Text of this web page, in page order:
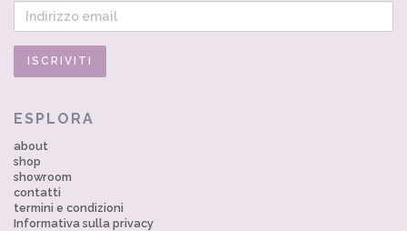
ESPLORA
about
shop
showroom
contatti
termini e condizioni
Informativa sulla privacy